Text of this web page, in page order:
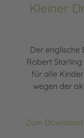
Kleiner
Der
Robert
für alle
wegen der
Zum